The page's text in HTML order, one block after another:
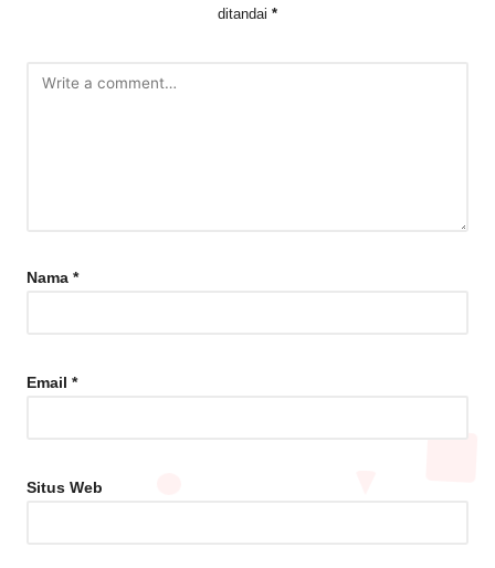
ditandai *
Nama *
Email *
Situs Web